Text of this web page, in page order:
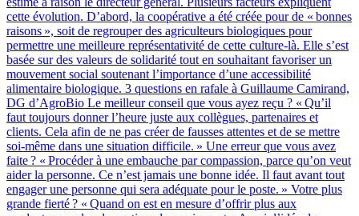
cette évolution. D’abord, la coopérative a été créée pour de « bonnes
raisons », soit de regrouper des agriculteurs biologiques pour
permettre une meilleure représentativité de cette culture-là. Elle s’est
basée sur des valeurs de solidarité tout en souhaitant favoriser un
mouvement social soutenant l’importance d’une accessibilité
alimentaire biologique. 3 questions en rafale à Guillaume Camirand,
DG d’AgroBio Le meilleur conseil que vous ayez reçu ? « Qu’il
faut toujours donner l’heure juste aux collègues, partenaires et
clients. Cela afin de ne pas créer de fausses attentes et de se mettre
soi-même dans une situation difficile. » Une erreur que vous avez
faite ? « Procéder à une embauche par compassion, parce qu’on veut
aider la personne. Ce n’est jamais une bonne idée. Il faut avant tout
engager une personne qui sera adéquate pour le poste. » Votre plus
grande fierté ? « Quand on est en mesure d’offrir plus aux